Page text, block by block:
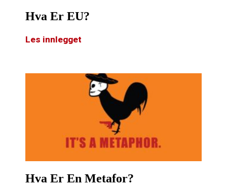
Hva Er EU?
Les innlegget
Hva Er En Metafor?